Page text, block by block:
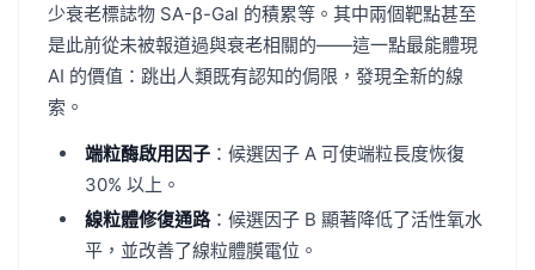
少衰老標誌物 SA-β-Gal 的積累等。其中兩個靶點甚至
是此前從未被報道過與衰老相關的——這一點最能體現
AI 的價值：跳出人類既有認知的侷限，發現全新的線
索。
端粒酶啟用因子：候選因子 A 可使端粒長度恢復
30% 以上。
線粒體修復通路：候選因子 B 顯著降低了活性氧水
平，並改善了線粒體膜電位。